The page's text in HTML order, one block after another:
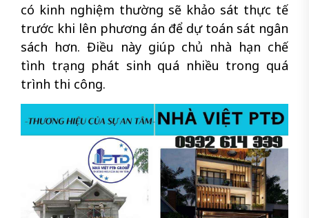
có kinh nghiệm thường sẽ khảo sát thực tế
trước khi lên phương án để dự toán sát ngân
sách hơn. Điều này giúp chủ nhà hạn chế
tình trạng phát sinh quá nhiều trong quá
trình thi công.